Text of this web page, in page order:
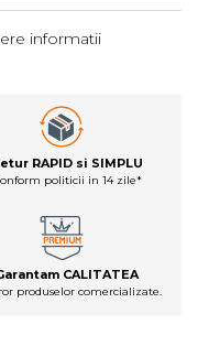
informatii
RAPID si SIMPLU
politicii in 14 zile*
CALITATEA
produselor comercializate.